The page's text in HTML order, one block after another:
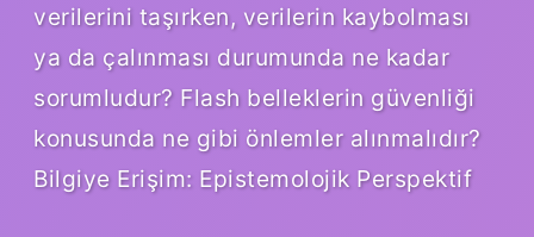
verilerini taşırken, verilerin kaybolması
ya da çalınması durumunda ne kadar
sorumludur? Flash belleklerin güvenliği
konusunda ne gibi önlemler alınmalıdır?
Bilgiye Erişim: Epistemolojik Perspektif